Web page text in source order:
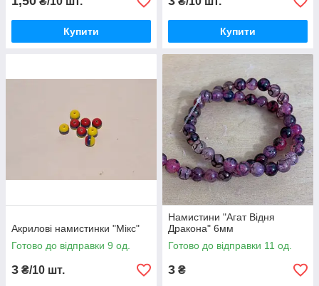
Купити Купити
Акрилові намистинки "Мікс"
Готово до відправки 9 од.
3 ₴/10 шт.
Намистини "Агат Відня
Дракона" 6мм
Готово до відправки 11 од.
3 ₴